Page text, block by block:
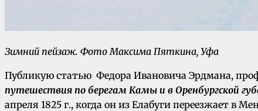
Зимний пейзаж. Фото Максима Пяткина, Уфа
Публикую статью Федора Ивановича Эрдмана,
путешествия по берегам Камы и в Оренбургской
апреля 1825 г., когда он из Елабуги переезжает в